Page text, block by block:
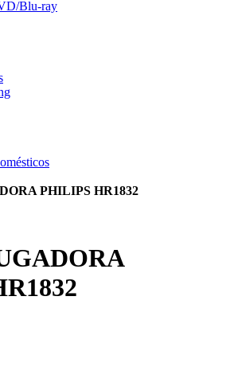
Blu-ray
PHILIPS HR1832